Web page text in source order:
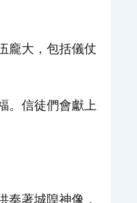
龐大，包括儀仗
。信徒們會獻上
奉著城隍神像，